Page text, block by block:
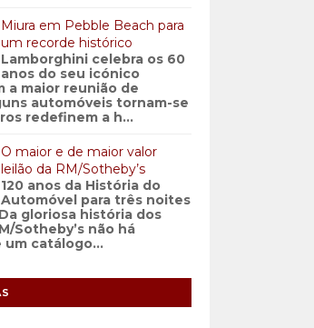
Miura em Pebble Beach para
um recorde histórico
Lamborghini celebra os 60
anos do seu icónico
a maior reunião de
automóveis tornam-se
redefinem a h...
O maior e de maior valor
leilão da RM/Sotheby’s
120 anos da História do
Automóvel para três noites
gloriosa história dos
Sotheby’s não há
um catálogo...